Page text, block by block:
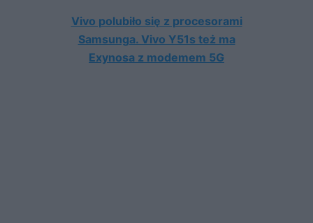
Vivo polubiło się z procesorami
Samsunga. Vivo Y51s też ma
Exynosa z modemem 5G